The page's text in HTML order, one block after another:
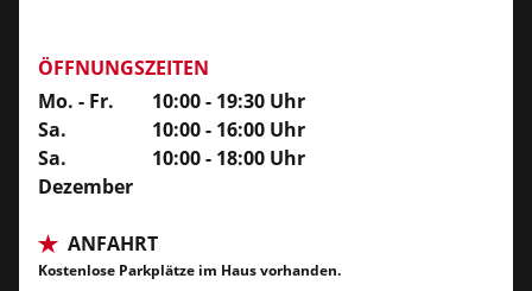
ÖFFNUNGSZEITEN
Mo. - Fr.
10:00 - 19:30 Uhr
Sa.
10:00 - 16:00 Uhr
Sa.
Dezember
10:00 - 18:00 Uhr
ANFAHRT
Kostenlose Parkplätze im Haus vorhanden.